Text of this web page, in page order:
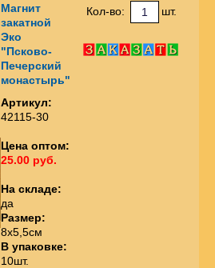
Магнит
закатной
Эко
"Псково-
Печерский
монастырь"
Артикул:
42115-30
Цена оптом:
25.00 руб.
На складе:
да
Размер:
8х5,5см
В упаковке:
10шт.
Кол-во: шт.